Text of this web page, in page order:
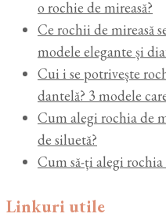
o rochie de mireasă?
Ce rochii de mireasă
modele elegante și
Cui i se potrivește
dantelă? 3 modele
Cum alegi rochia de
de siluetă?
Cum să-ți alegi rochia
Linkuri utile